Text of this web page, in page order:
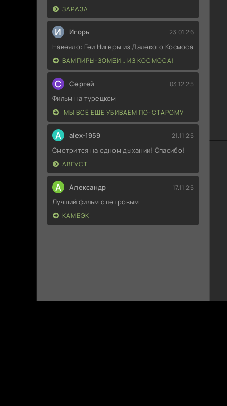
ЗАРАЗА
И Игорь 23.01.26
Навеяло: Геи Нигеры из Далекого Космоса
ВАМПИРЫ-ЗОМБИ… ИЗ КОСМОСА!
С Сергей 03.12.25
Фильм на турецком
МЫ ВСЁ ЕЩЁ УБИВАЕМ ПО-СТАРОМУ
A alex-1959 21.11.25
Смотрится на одном дыхании! Спасибо!
АВГУСТ
А Александр 17.11.25
Лучший фильм с петровым
КАМБЭК